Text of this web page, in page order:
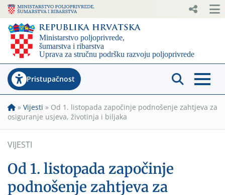
Pristupačnost
» Vijesti » Od 1. listopada započinje podnošenje zahtjeva za
osiguranje usjeva, životinja i biljaka
VIJESTI
Od 1. listopada započinje
podnošenje zahtjeva za